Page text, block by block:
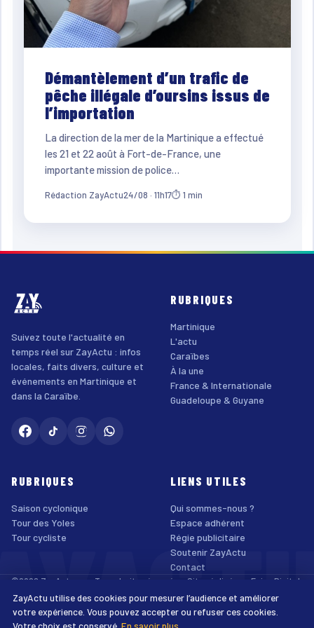
Démantèlement d’un trafic de
pêche illégale d’oursins issus de
l’importation
La direction de la mer de la Martinique a effectué
les 21 et 22 août à Fort-de-France, une
importante mission de police…
Rédaction ZayActu24/08 · 11h17⏱ 1 min
Suivez toute l'actualité en
temps réel sur ZayActu : infos
locales, faits divers, culture et
événements en Martinique et
dans la Caraïbe.
RUBRIQUES
Martinique
L'actu
Caraïbes
À la une
France & Internationale
Guadeloupe & Guyane
RUBRIQUES
Saison cyclonique
Tour des Yoles
Tour cycliste
LIENS UTILES
Qui sommes-nous ?
Espace adhérent
Régie publicitaire
Soutenir ZayActu
Contact
©2026 ZayActu.org. Tous droits réservés. · Site réalisé par Enjoy Digital
Agency
Mentions légales
Confidentialité Cookies Accessibilité
ZayActu utilise des cookies pour mesurer l’audience et améliorer
votre expérience. Vous pouvez accepter ou refuser ces cookies.
Votre choix est conservé. En savoir plus